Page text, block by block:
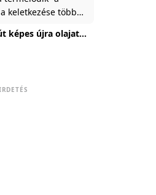
keletkezése több
szerint a
kiegyenlítődik,
képes újra olajat